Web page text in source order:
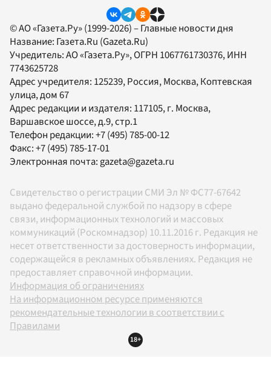
© АО «Газета.Ру» (1999-2026) – Главные новости дня
Название: Газета.Ru (Gazeta.Ru)
Учредитель:АО «Газета.Ру», ОГРН 1067761730376, ИНН
7743625728
Адрес учредителя: 125239, Россия, Москва, Коптевская
улица, дом 67
Адрес редакции и издателя: 117105, г. Москва,
Варшавское шоссе, д.9, стр.1
Телефон редакции:+7 (495) 785-00-12
Факс:+7 (495) 785-17-01
Электронная почта:gazeta@gazeta.ru
Свидетельство о регистрации СМИ Эл № ФС77-67642
выдано федеральной службой по надзору в сфере
связи, информационных технологий и массовых
коммуникаций (Роскомнадзор) 10.11.2016 г. Редакция не
несет ответственности за достоверность информации,
содержащейся в рекламных объявлениях. Редакция не
предоставляет справочной информации.
Информация об ограничениях
На информационном ресурсе применяются
рекомендательные технологии в соответствии с
Правилами
18+